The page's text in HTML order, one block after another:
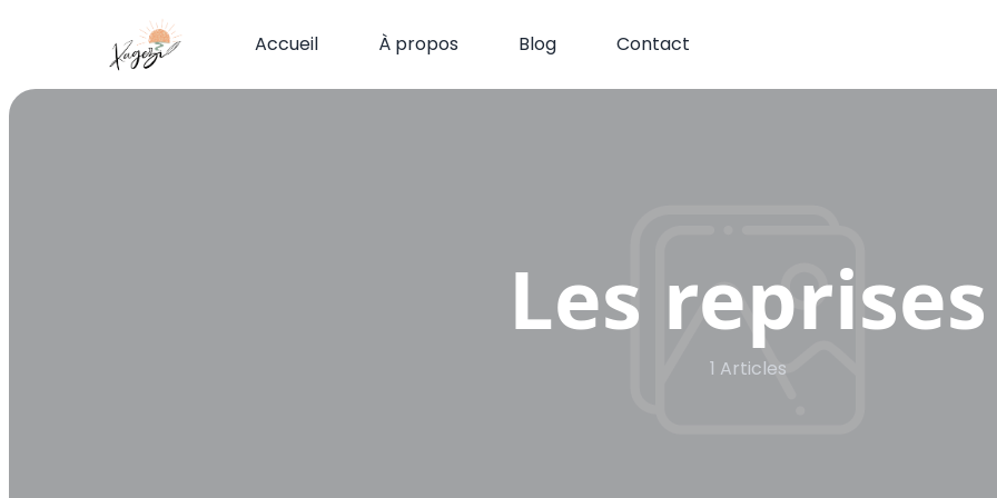
Accueil À propos Blog Contact
Les reprises
1 Articles